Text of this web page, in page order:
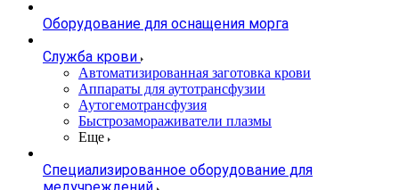
Оборудование для оснащения морга
Служба крови
Автоматизированная заготовка крови
Аппараты для аутотрансфузии
Аутогемотрансфузия
Быстрозамораживатели плазмы
Еще
Специализированное оборудование для